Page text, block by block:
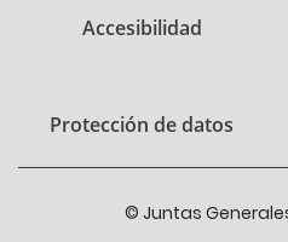
Accesibilidad
Protección de datos
© Juntas